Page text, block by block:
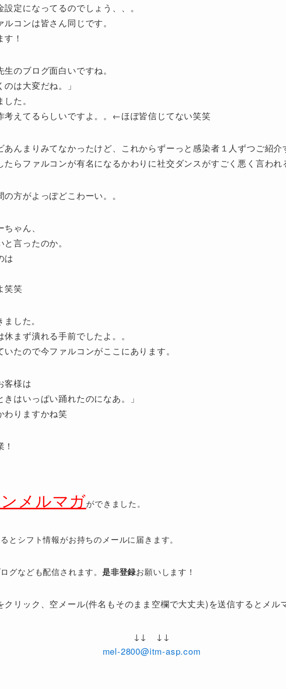
定になってるのでしょう、、。
コンは皆さん同じです。
！
のブログ面白いですね。
のは大変だね。」
た。
考えてるらしいですよ。。←ほぼ皆信じてない笑笑
あんまりみてなかったけど、これからずーっと感染者１人ずつご紹介
らファルコンが有名になるかわりに社交ダンスがすごく悪く言われ
方がよっぽどこわーい。。
ゃん、
言ったのか。
は
笑笑
した。
まず潰れる手前でしたよ。。
たので今ファルコンがここにあります。
客様は
きはいっぱい踊れたのになあ。」
わりますかね笑
メルマガができました。
とシフト情報がお持ちのメールに届きます。
グなども配信されます。 是非登録お願いします！
クリック、空メール(件名もそのまま空欄で大丈夫)を送信するとメル
↓↓ ↓↓
mel-2800@itm-asp.com